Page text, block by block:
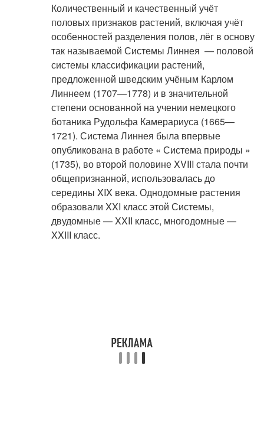
Количественный и качественный учёт
половых признаков растений, включая учёт
особенностей разделения полов, лёг в основу
так называемой Системы Линнея — половой
системы классификации растений,
предложенной шведским учёным Карлом
Линнеем (1707—1778) и в значительной
степени основанной на учении немецкого
ботаника Рудольфа Камерариуса (1665—
1721). Система Линнея была впервые
опубликована в работе « Система природы »
(1735), во второй половине XVIII стала почти
общепризнанной, использовалась до
середины XIX века. Однодомные растения
образовали XXI класс этой Системы,
двудомные — XXII класс, многодомные —
XXIII класс.